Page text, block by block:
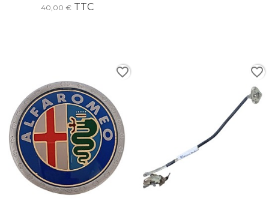
40,00 € TTC
favorite_border favorite_border